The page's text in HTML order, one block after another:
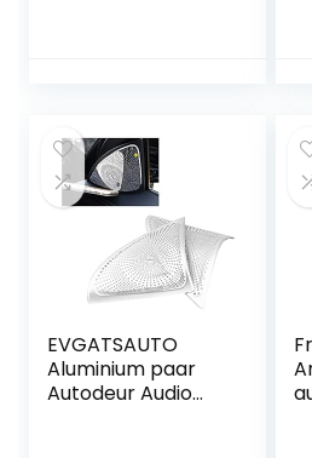
EVGATSAUTO
Aluminium paar
Autodeur Audio